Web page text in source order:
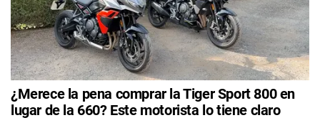
¿Merece la pena comprar la Tiger Sport 800 en
lugar de la 660? Este motorista lo tiene claro